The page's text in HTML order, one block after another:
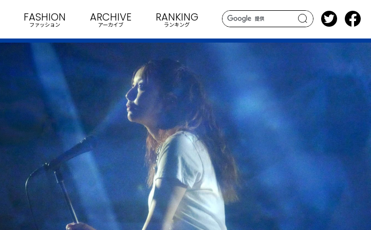
search
FASHION
ファッション
ARCHIVE
アーカイブ
RANKING
ランキング